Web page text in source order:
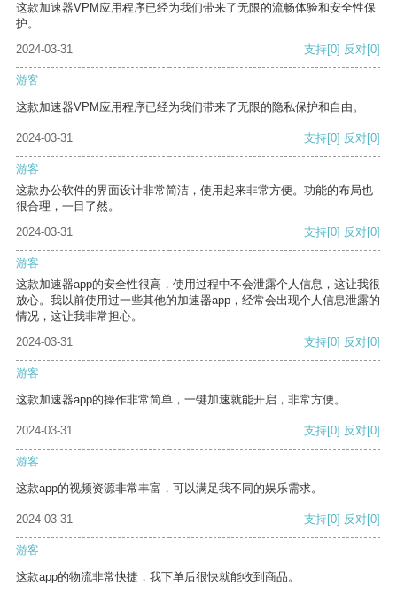
这款加速器VPM应用程序已经为我们带来了无限的流畅体验和安全性保
护。
2024-03-31
支持[0] 反对[0]
游客
这款加速器VPM应用程序已经为我们带来了无限的隐私保护和自由。
2024-03-31 支持[0] 反对[0]
游客
这款办公软件的界面设计非常简洁，使用起来非常方便。功能的布局也
很合理，一目了然。
2024-03-31
支持[0] 反对[0]
游客
这款加速器app的安全性很高，使用过程中不会泄露个人信息，这让我很
放心。我以前使用过一些其他的加速器app，经常会出现个人信息泄露的
情况，这让我非常担心。
2024-03-31
支持[0] 反对[0]
游客
这款加速器app的操作非常简单，一键加速就能开启，非常方便。
2024-03-31 支持[0] 反对[0]
游客
这款app的视频资源非常丰富，可以满足我不同的娱乐需求。
2024-03-31 支持[0] 反对[0]
游客
这款app的物流非常快捷，我下单后很快就能收到商品。